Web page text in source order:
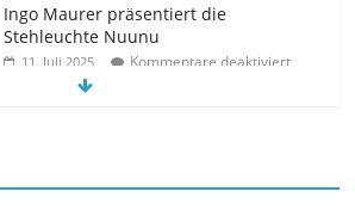
Ingo Maurer präsentiert die
Stehleuchte Nuunu
11. Juli 2025 Kommentare deaktiviert